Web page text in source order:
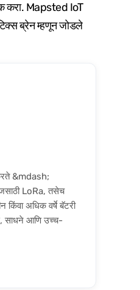
करा. Mapsted IoT
ब्रेन म्हणून जोडले
&mdash;
LoRa, तसेच
अधिक वर्षे बॅटरी
साधने आणि उच्च-